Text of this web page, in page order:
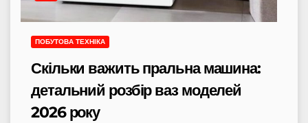
ПОБУТОВА ТЕХНІКА
Скільки важить пральна машина:
детальний розбір ваз моделей
2026 року